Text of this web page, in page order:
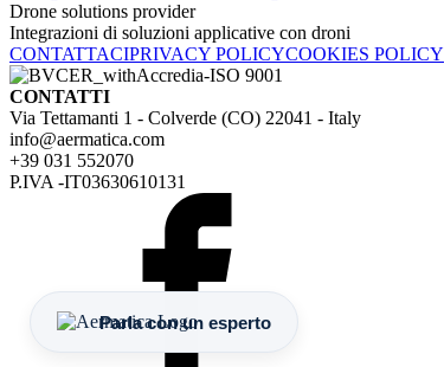
Parla con un esperto
Drone solutions provider
Integrazioni di soluzioni applicative con droni
CONTATTACIPRIVACY POLICYCOOKIES POLICY
CONTATTI
Via Tettamanti 1 - Colverde (CO) 22041 - Italy
info@aermatica.com
+39 031 552070
P.IVA -IT03630610131